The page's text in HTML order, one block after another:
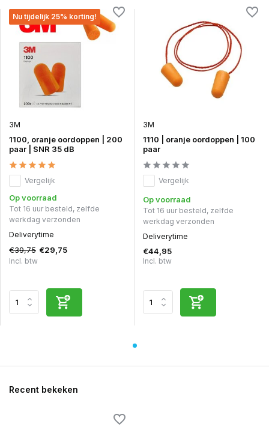
Nu tijdelijk 25% korting!
3M
1100, oranje oordoppen | 200
paar | SNR 35 dB
Vergelijk
Op voorraad
Tot 16 uur besteld, zelfde
werkdag verzonden
Deliverytime
€39,75 €29,75
Incl. btw
3M
1110 | oranje oordoppen | 100
paar
Vergelijk
Op voorraad
Tot 16 uur besteld, zelfde
werkdag verzonden
Deliverytime
€44,95
Incl. btw
Recent bekeken